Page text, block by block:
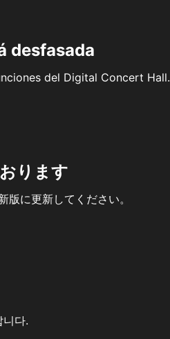
desfasada
del Digital Concert Hall.
ります
に更新してください。
다.